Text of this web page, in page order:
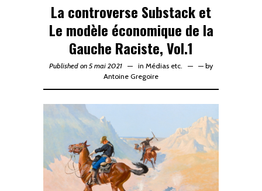
La controverse Substack et
Le modèle économique de la
Gauche Raciste, Vol.1
Published on 5 mai 2021 in Médias etc. — by
Antoine Gregoire